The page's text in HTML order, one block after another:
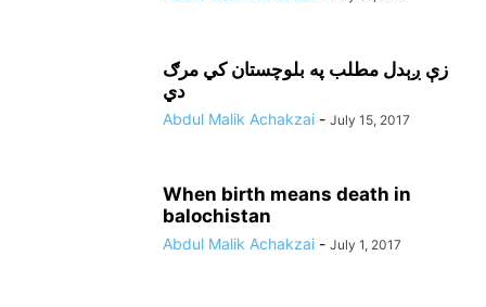
زې ږېدل مطلب په بلوچستان کي مرګ
دي
Abdul Malik Achakzai - July 15, 2017
When birth means death in
balochistan
Abdul Malik Achakzai - July 1, 2017